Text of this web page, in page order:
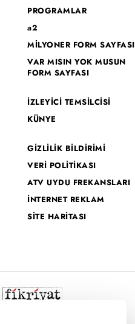
PROGRAMLAR
a2
MİLYONER FORM SAYFASI
VAR MISIN YOK MUSUN
FORM SAYFASI
İZLEYİCİ TEMSİLCİSİ
KÜNYE
GİZLİLİK BİLDİRİMİ
VERİ POLİTİKASI
ATV UYDU FREKANSLARI
İNTERNET REKLAM
SİTE HARİTASI